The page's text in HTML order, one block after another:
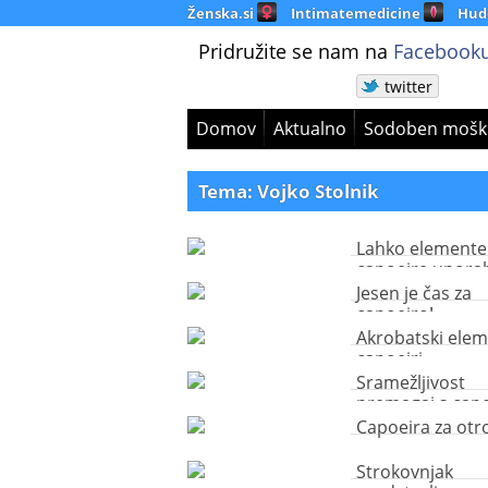
Ženska.si Intimatemedicine
Pridružite se nam na
twitter
Domov Aktualno Sodoben
Tema: Vojko Stolnik
Lahko elemente
capoeire
tudi v realni
Jesen je čas za
capoeiro!
Akrobatski
capoeiri
Sramežljivost
premagaj s
Capoeira za
Strokovnjak